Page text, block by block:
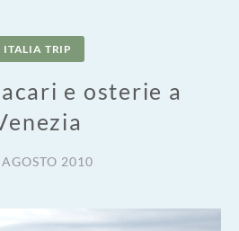
ITALIA TRIP
e osterie a
2010